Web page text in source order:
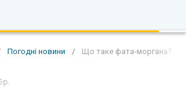
Погодні новини / Що таке фата-моргана?